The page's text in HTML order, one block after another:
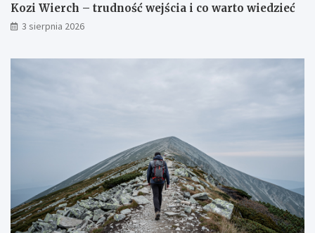
Kozi Wierch – trudność wejścia i co warto wiedzieć
3 sierpnia 2026